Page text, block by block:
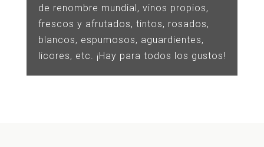
de renombre mundial, vinos propios,
frescos y afrutados, tintos, rosados,
blancos, espumosos, aguardientes,
licores, etc. ¡Hay para todos los gustos!